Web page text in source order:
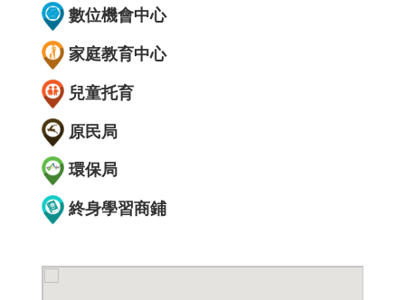
數位機會中心
家庭教育中心
兒童托育
原民局
環保局
終身學習商鋪